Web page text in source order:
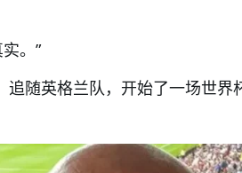
。”
随英格兰队，开始了一场世界